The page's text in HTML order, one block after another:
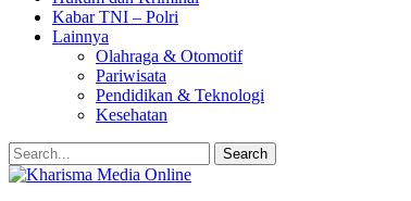
Kabar TNI – Polri
Lainnya
Olahraga & Otomotif
Pariwisata
Pendidikan & Teknologi
Kesehatan